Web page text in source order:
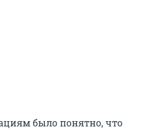
было понятно, что